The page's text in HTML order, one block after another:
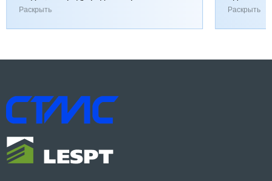
работает хорошо, к качеству вопросов нет.
Раскрыть Раскрыть